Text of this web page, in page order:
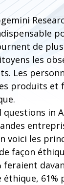
de
les
Les
produits
questions
voici les
façon
éthique,